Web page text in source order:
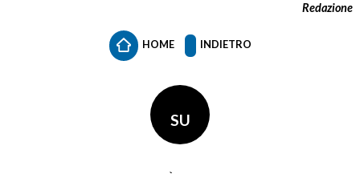
Redazione
HOME INDIETRO
SU